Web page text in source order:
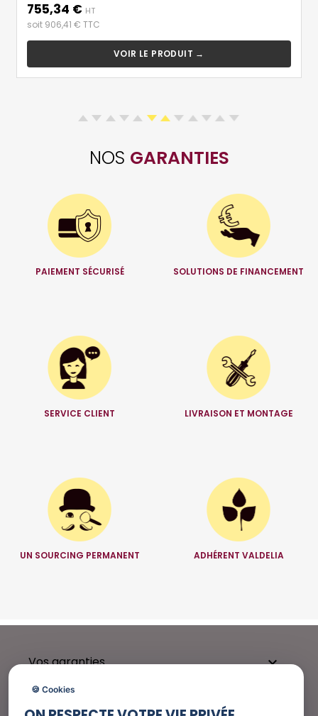
base
Prix
755,34 € HT
soit 906,41 € TTC
VOIR LE PRODUIT →
NOS GARANTIES
PAIEMENT SÉCURISÉ SOLUTIONS DE FINANCEMENT
SERVICE CLIENT LIVRAISON ET MONTAGE
UN SOURCING PERMANENT ADHÉRENT VALDELIA
Vos garanties 
🍪 Cookies